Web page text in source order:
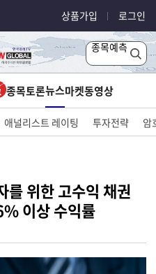
상품가입 로그인
종목예측
종목토론뉴스마켓동영상
애널리스트 레이팅 투자전략 암
위한 고수익 채권
이상 수익률